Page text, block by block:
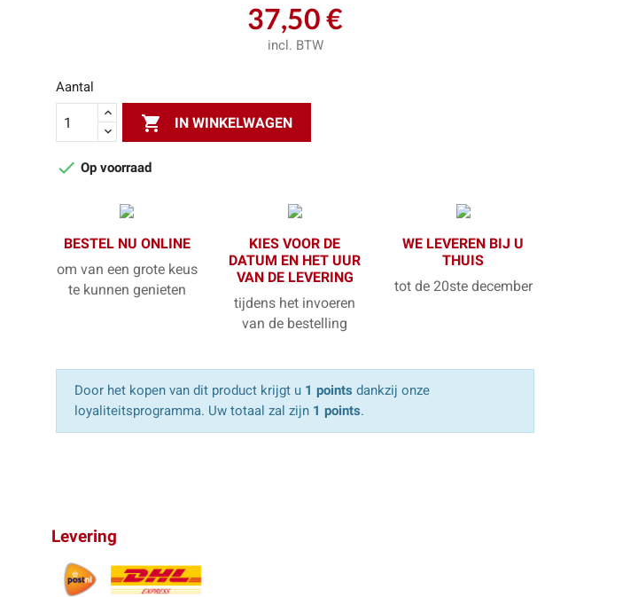
37,50 €
incl. BTW
Aantal
 IN WINKELWAGEN
 Op voorraad
BESTEL NU ONLINE
om van een grote keus
te kunnen genieten
KIES VOOR DE
DATUM EN HET UUR
VAN DE LEVERING
tijdens het invoeren
van de bestelling
WE LEVEREN BIJ U
THUIS
tot de 20ste december
Door het kopen van dit product krijgt u 1 points dankzij onze
loyaliteitsprogramma. Uw totaal zal zijn 1 points.
Levering